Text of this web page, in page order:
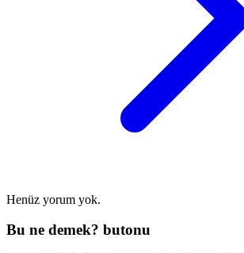
Henüz yorum yok.
Bu ne demek? butonu